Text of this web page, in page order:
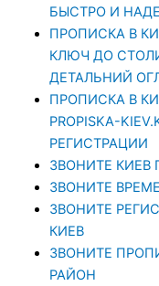
БЫСТРО И
ПРОПИСКА В
КЛЮЧ ДО
ДЕТАЛЬНИЙ
ПРОПИСКА В
PROPISKA-
РЕГИСТРАЦИИ
ЗВОНИТЕ КИЕВ
ЗВОНИТЕ
ЗВОНИТЕ
КИЕВ
ЗВОНИТЕ
РАЙОН